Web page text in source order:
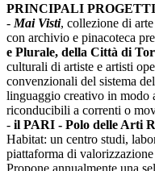
PRINCIPALI
- Mai Visti, collezione di
con archivio e pinacoteca
e Plurale, della Città di
culturali di artiste e artisti
convenzionali del sistema
linguaggio creativo in modo
riconducibili a correnti o
- il PARI - Polo delle Arti
Habitat: un centro studi,
piattaforma di
Propone annualmente una